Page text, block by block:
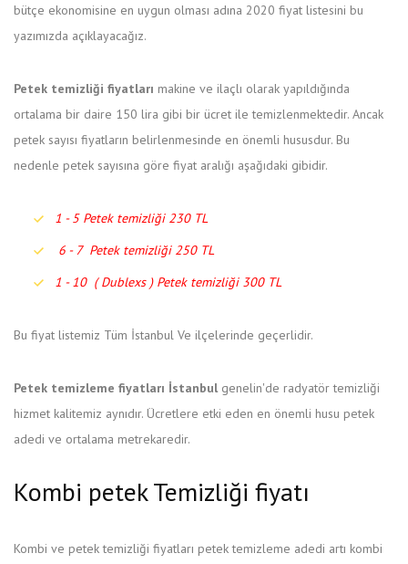
bütçe ekonomisine en uygun olması adına 2020 fiyat listesini bu
yazımızda açıklayacağız.
Petek temizliği fiyatları makine ve ilaçlı olarak yapıldığında
ortalama bir daire 150 lira gibi bir ücret ile temizlenmektedir. Ancak
petek sayısı fiyatların belirlenmesinde en önemli hususdur. Bu
nedenle petek sayısına göre fiyat aralığı aşağıdaki gibidir.
1 - 5 Petek temizliği 230 TL
6 - 7 Petek temizliği 250 TL
1 - 10 ( Dublexs ) Petek temizliği 300 TL
Bu fiyat listemiz Tüm İstanbul Ve ilçelerinde geçerlidir.
Petek temizleme fiyatları İstanbulgenelin'de radyatör temizliği
hizmet kalitemiz aynıdır. Ücretlere etki eden en önemli husu petek
adedi ve ortalama metrekaredir.
Kombi petek Temizliği fiyatı
Kombi ve petek temizliği fiyatları petek temizleme adedi artı kombi